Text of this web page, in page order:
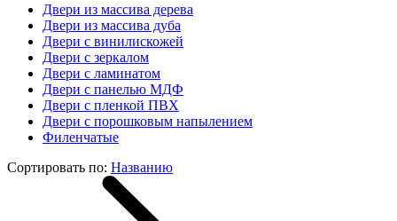
Двери из массива дерева
Двери из массива дуба
Двери с винилискожей
Двери с зеркалом
Двери с ламинатом
Двери с панелью МДФ
Двери с пленкой ПВХ
Двери с порошковым напылением
Филенчатые
Сортировать по: Названию